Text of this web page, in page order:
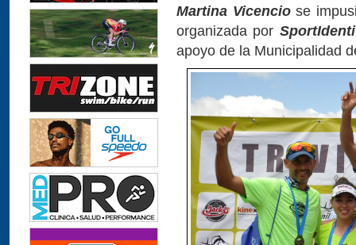
Martina Vicenciose
organizada por
apoyo de la Municipalidad